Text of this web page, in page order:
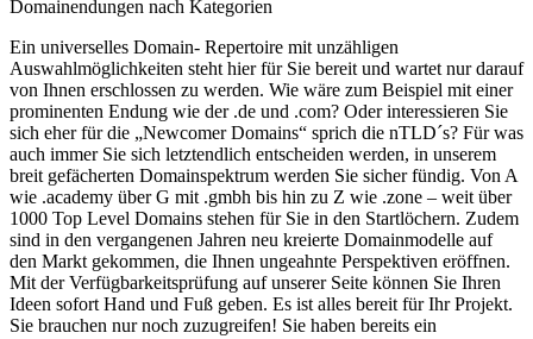
Domainendungen nach Kategorien
Ein universelles Domain- Repertoire mit unzähligen
Auswahlmöglichkeiten steht hier für Sie bereit und wartet nur darauf
von Ihnen erschlossen zu werden. Wie wäre zum Beispiel mit einer
prominenten Endung wie der .de und .com? Oder interessieren Sie
sich eher für die „Newcomer Domains“ sprich die nTLD´s? Für was
auch immer Sie sich letztendlich entscheiden werden, in unserem
breit gefächerten Domainspektrum werden Sie sicher fündig. Von A
wie .academy über G mit .gmbh bis hin zu Z wie .zone – weit über
1000 Top Level Domains stehen für Sie in den Startlöchern. Zudem
sind in den vergangenen Jahren neu kreierte Domainmodelle auf
den Markt gekommen, die Ihnen ungeahnte Perspektiven eröffnen.
Mit der Verfügbarkeitsprüfung auf unserer Seite können Sie Ihren
Ideen sofort Hand und Fuß geben. Es ist alles bereit für Ihr Projekt.
Sie brauchen nur noch zuzugreifen! Sie haben bereits ein